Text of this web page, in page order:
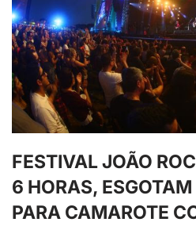
FESTIVAL JOÃO
6 HORAS,
PARA CAMAROTE